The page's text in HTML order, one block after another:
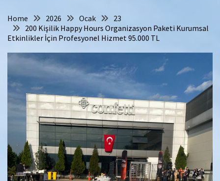
Home 2026 Ocak
23
200 Kişilik Happy Hours Organizasyon Paketi Kurumsal
Etkinlikler İçin Profesyonel Hizmet 95.000 TL